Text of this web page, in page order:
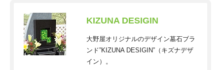
KIZUNA DESIGIN
大野屋オリジナルのデザイン墓石ブラ
ンド”KIZUNA DESIGIN”（キズナデザ
イン）。